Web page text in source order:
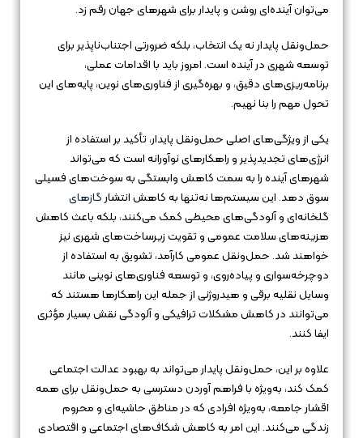
می‌توان آینده‌ای روشن و پایدار برای شهرهای جهان رقم زد.
حمل‌ونقل پایدار نه یک انتخاب، بلکه ضرورتی اجتناب‌ناپذیر برای
توسعه شهری در آینده است. امروز باید با اقدامات عملی،
برنامه‌ریزی‌های دقیق، و بهره‌گیری از فناوری‌های نوین، پایه‌های این
تحول مهم را بنا نهیم.
یکی از ویژگی‌های اصلی حمل‌ونقل پایدار، تأکید بر استفاده از
انرژی‌های تجدیدپذیر و راهکارهای نوآورانه است که می‌تواند
شهرهای آینده را به سمت کاهش وابستگی به سوخت‌های فسیلی
سوق دهد. این سیستم‌ها نه‌تنها به کاهش انتشارگازهای
گلخانه‌ای و آلودگی‌های محیطی کمک می‌کنند، بلکه باعث کاهش
هزینه‌های سلامت عمومی و تقویت زیرساخت‌های شهری نیز
خواهند شد. حمل‌ونقل عمومی کارآمد، تشویق به استفاده از
دوچرخه‌سواری و پیاده‌روی، و توسعه فناوری‌های نوینی مانند
وسایل نقلیه برقی و هیدروژنی از جمله این راهکارها هستند که
می‌توانند در کاهش مشکلات ترافیکی و آلودگی نقش بسیار مؤثری
ایفا کنند.
علاوه بر این، حمل‌ونقل پایدار می‌تواند به بهبود عدالت اجتماعی
کمک کند، به‌ویژه با فراهم آوردن دسترسی به حمل‌ونقل برای همه
اقشار جامعه، به‌ویژه افرادی که در مناطق حاشیه‌ای و محروم
زندگی می‌کنند. این امر به کاهش شکاف‌های اجتماعی و اقتصادی